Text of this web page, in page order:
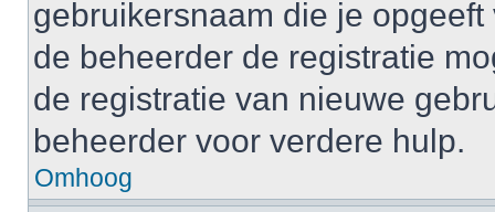
gebruikersnaam die je
de beheerder de registratie
de registratie van nieuwe
beheerder voor verdere hulp.
Omhoog